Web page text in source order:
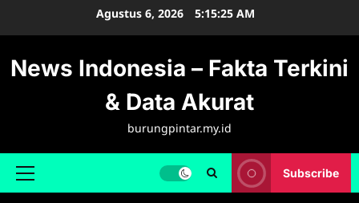
Agustus 6, 2026 5:15:26 AM
News Indonesia – Fakta Terkini
& Data Akurat
burungpintar.my.id
Primary
Subscribe